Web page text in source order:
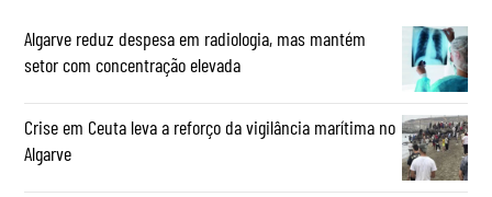
Algarve reduz despesa em radiologia, mas mantém
setor com concentração elevada
Crise em Ceuta leva a reforço da vigilância marítima no
Algarve